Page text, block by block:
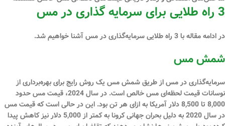
3 راه طلایی برای سرمایه گذاری در مس
در ادامه مقاله با 3 راه طلایی سرمایه‌گذاری در مس آشنا خواهیم شد.
شمش مس
سرمایه‌گذاری در مس از طریق شمش مس یک روش رایج برای بهره‌برداری از
نوسانات قیمت لحظه‌ای مس خالص است. در سال 2024، قیمت مس حدود
8,000 تا 8,500 دلار آمریکا به ازای هر تن بود. این در حالی است که قیمت مس
در سال 2020 به دلیل بحران جهانی کرونا به کمتر از 5,000 دلار نیز کاهش پیدا